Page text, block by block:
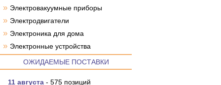
» Электровакуумные приборы
» Электродвигатели
» Электроника для дома
» Электронные устройства
ОЖИДАЕМЫЕ ПОСТАВКИ
11 августа - 575 позиций